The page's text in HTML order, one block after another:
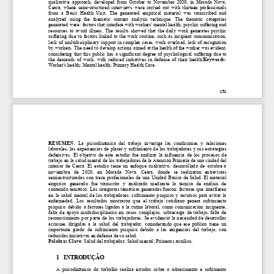
Ceará,
where semi-structured interviews were carried out with thirteen professionals
from a Basic Health Unit. The generated empirical material was transcribed and
analyzed
using the thematic content analysis technique. The thematic
categories
generated were: factors that interfere with workers' mental health; psychic suffering and
resources to avoid illness. The results showed that the daily work generates psychic
suffering due to factors linked to the work routine, such as incipient communication,
lack of multidisciplinary support in complex cases, work overload, lack of recognition
by workers. The need to develop actions aimed at the health of the worker was evident,
considering that this public has a significant degree of psychological suffering due to
the demands of work, with reduced initiatives in defense of their health. Keywords:
Worker's health; Mental health; Primary Health Care.
151
RESUMEN: La psicodinámica del trabajo investiga las condiciones y
relaciones
laborales, las experiencias de placer y sufrimiento de los trabajadores y sus estrategias
defensivas.
El objetivo de este estudio fue analizar la influencia de los procesos de
trabajo en la salud mental de los trabajadores de la Atención Primaria de una ciudad del
interior de Ceará. El estudio tiene un enfoque cualitativo, desarrollado de octubre a
noviembre
de 2020, en Morada Nova, Ceará, donde se realizaron
entrevistas
semiestructuradas con trece profesionales de una Unidad Básica de Salud. El material
empírico
generado fue transcrito y analizado mediante la técnica de análisis de
contenido temático. Las categorías temáticas generadas fueron: factores que interfieren
en la salud mental de los trabajadores; sufrimiento psíquico y recursos para evitar la
enfermedad.
Los resultados mostraron que el trabajo cotidiano genera sufrimiento
psíquico debido a factores ligados a la rutina laboral, como comunicación incipiente,
falta de apoyo multidisciplinario en casos complejos, sobrecarga de trabajo, falta de
reconocimiento por parte de los trabajadores. Se evidenció la necesidad de desarrollar
acciones dirigidas a la salud del trabajador, considerando que ese público tiene un
importante grado de sufrimiento psíquico debido a las exigencias del trabajo,
con
reducidas iniciativas en defensa de su salud.
Palabras Clave: Salud del trabajador; Salud mental; Primeros auxilios.
1 INTRODUÇÃO
A psicodinâmica do trabalho realiza estudos sobre o adoecimento e sofrimento